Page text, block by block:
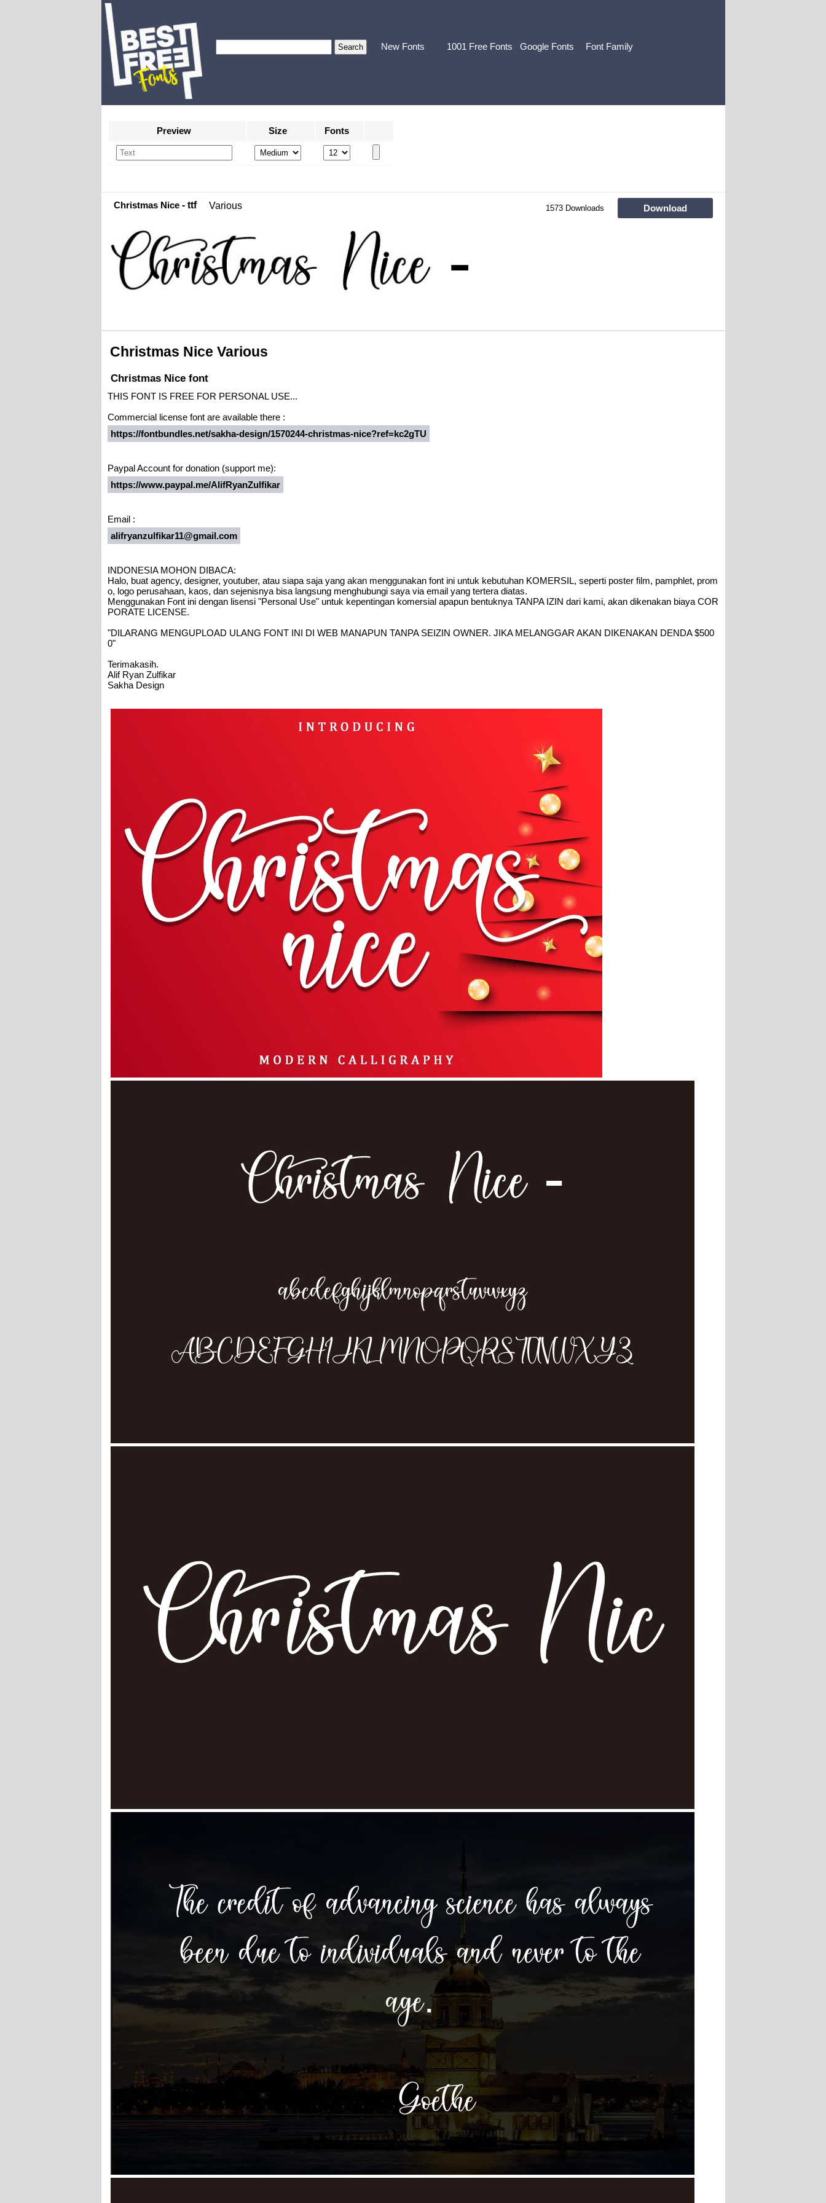
New Fonts 1001 Free Fonts Google Fonts Font Family
Preview Size Fonts
Christmas Nice- ttf Various 1573 Downloads Download
Christmas Nice Various
Christmas Nice font
THIS FONT IS FREE FOR PERSONAL USE...
Commercial license font are available there :
https://fontbundles.net/sakha-design/1570244-christmas-nice?ref=kc2gTU
Paypal Account for donation (support me):
https://www.paypal.me/AlifRyanZulfikar
Email :
alifryanzulfikar11@gmail.com
INDONESIA MOHON DIBACA:
Halo, buat agency, designer, youtuber, atau siapa saja yang akan menggunakan font ini untuk kebutuhan KOMERSIL, seperti poster film, pamphlet, prom
o, logo perusahaan, kaos, dan sejenisnya bisa langsung menghubungi saya via email yang tertera diatas.
Menggunakan Font ini dengan lisensi "Personal Use" untuk kepentingan komersial apapun bentuknya TANPA IZIN dari kami, akan dikenakan biaya COR
PORATE LICENSE.
"DILARANG MENGUPLOAD ULANG FONT INI DI WEB MANAPUN TANPA SEIZIN OWNER. JIKA MELANGGAR AKAN DIKENAKAN DENDA $500
0"
Terimakasih.
Alif Ryan Zulfikar
Sakha Design